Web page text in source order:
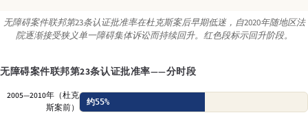
无障碍案件联邦第23条认证批准率在杜克斯案后早期低迷，自2020年随地区法
院逐渐接受狭义单一障碍集体诉讼而持续回升。红色段标示回升阶段。
无障碍案件联邦第23条认证批准率——分时段
2005—2010年（杜克
斯案前）
约55%